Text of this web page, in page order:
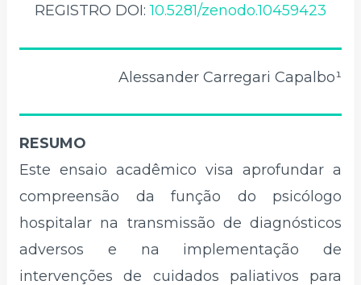
REGISTRO DOI:10.5281/zenodo.10459423
Alessander Carregari Capalbo¹
RESUMO
Este ensaio acadêmico visa aprofundar a
compreensão da função do psicólogo
hospitalar na transmissão de diagnósticos
adversos e na implementação de
intervenções de cuidados paliativos para